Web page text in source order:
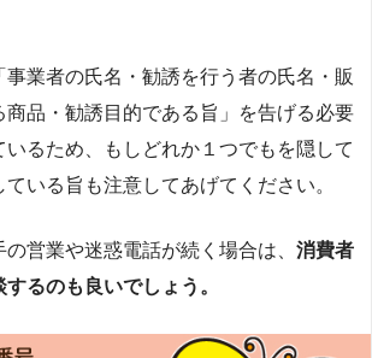
事業者の氏名・勧誘を行う者の氏名・販
商品・勧誘目的である旨」を告げる必要
いるため、もしどれか１つでもを隠して
いる旨も注意してあげてください。
営業や迷惑電話が続く場合は、 消費者
るのも良いでしょう。